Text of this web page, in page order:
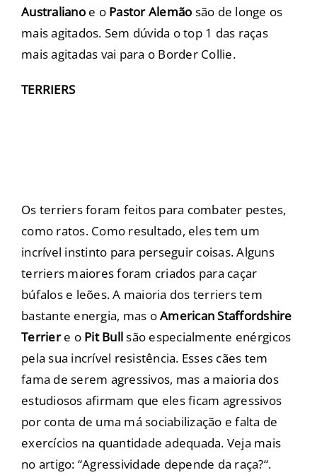
Australianoe o Pastor Alemão são de longe os
mais agitados. Sem dúvida o top 1 das raças
mais agitadas vai para o Border Collie.
TERRIERS
Os terriers foram feitos para combater pestes,
como ratos. Como resultado, eles tem um
incrível instinto para perseguir coisas. Alguns
terriers maiores foram criados para caçar
búfalos e leões. A maioria dos terriers tem
bastante energia, mas oAmerican Staffordshire
Terriere o Pit Bullsão especialmente enérgicos
pela sua incrível resistência. Esses cães tem
fama de serem agressivos, mas a maioria dos
estudiosos afirmam que eles ficam agressivos
por conta de uma má sociabilização e falta de
exercícios na quantidade adequada. Veja mais
no artigo: “Agressividade depende da raça?“.